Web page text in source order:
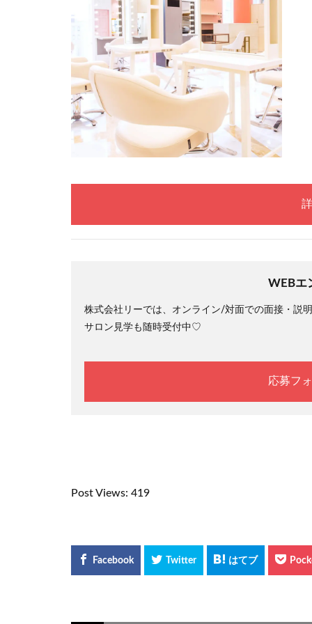
WEBエ
株式会社リーでは、オンライン/対面での面接・説
サロン見学も随時受付中♡
応募フ
Post Views: 419